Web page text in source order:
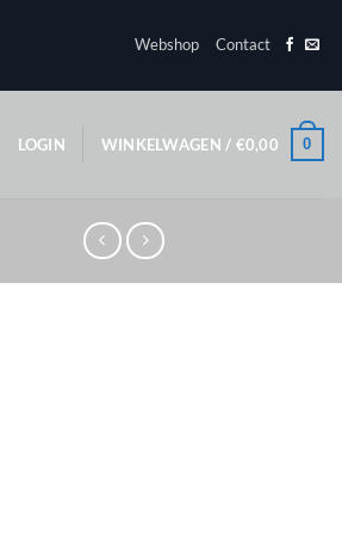
Webshop Contact
LOGIN WINKELWAGEN / €0,00 0